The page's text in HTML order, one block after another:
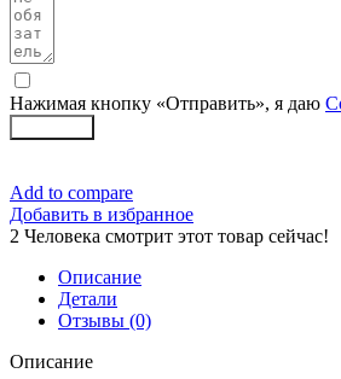
Нажимая кнопку «Отправить», я даю
Add to compare
Добавить в избранное
2 Человека смотрит этот товар сейчас!
Описание
Детали
Отзывы (0)
Описание